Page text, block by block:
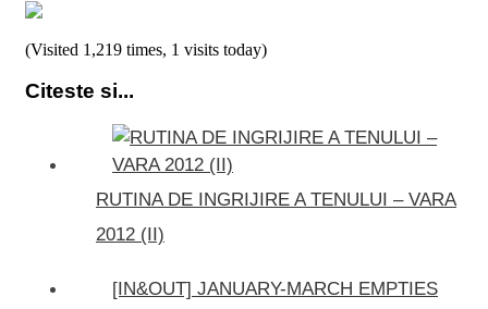
(Visited 1,219 times, 1 visits today)
Citeste si...
RUTINA DE INGRIJIRE A TENULUI – VARA
2012 (II)
[IN&OUT] JANUARY-MARCH EMPTIES